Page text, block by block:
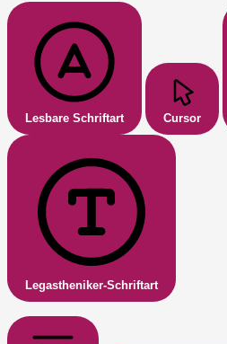
Lesbare Schriftart Cursor
Legastheniker-Schriftart